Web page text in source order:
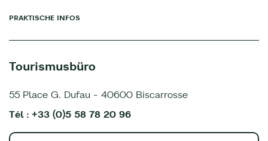
PRAKTISCHE INFOS
Tourismusbüro
55 Place G. Dufau - 40600 Biscarrosse
Tél : +33 (0)5 58 78 20 96